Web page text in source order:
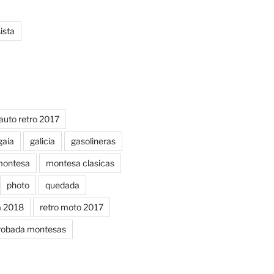
retro 2017
galicia gasolineras
montesa clasicas
photo quedada
2018 retro moto 2017
montesas